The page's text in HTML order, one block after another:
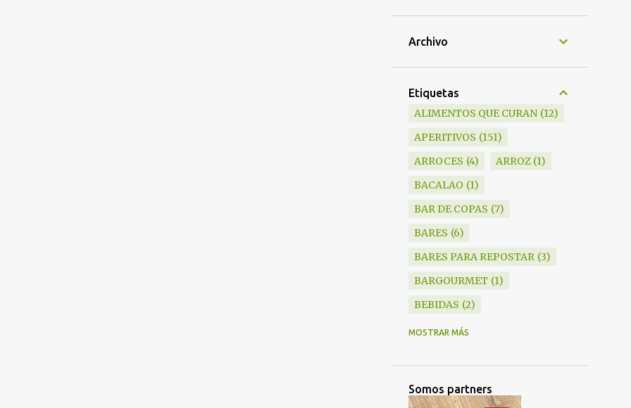
Archivo
Etiquetas
ALIMENTOS QUE CURAN 12
APERITIVOS 151
ARROCES 4 ARROZ 1
BACALAO 1
BAR DE COPAS 7
BARES 6
BARES PARA REPOSTAR 3
BARGOURMET 1
BEBIDAS 2
BLANKY 6
BROWNIE 1
MOSTRAR MÁS
Somos partners